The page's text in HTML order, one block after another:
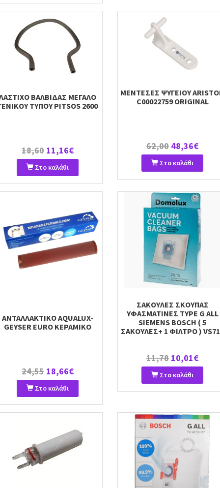
ΒΑΛΒΙΔΑΣ ΜΕΓΑΛΟ
ΤΥΠΟΥ PITSOS 2600
18,60 11,16€
Στο καλάθι
ΜΕΝΤΕΣΕΣ ΨΥΓΕΙΟΥ
C00022759 ORIGINAL
62,00 48,36€
Στο καλάθι
ΑΝΤΑΛΛΑΚΤΙΚΟ AQUALUX-
GEYSER EURO ΚΕΡΑΜΙΚΟ
24,55 18,66€
Στο καλάθι
ΣΑΚΟΥΛΕΣ ΣΚΟΥΠΑΣ
ΥΦΑΣΜΑΤΙΝΕΣ TYPE G ALL
SIEMENS BOSCH ( 5
ΣΑΚΟΥΛΕΣ+ 1 ΦΙΛΤΡΟ )
11,78 10,01€
Στο καλάθι